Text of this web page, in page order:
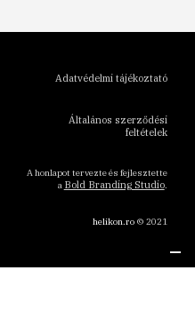
Adatvédelmi tájékoztató
Általános szerződési
feltételek
A honlapot tervezte és fejlesztette
a Bold Branding Studio.
helikon.ro© 2021